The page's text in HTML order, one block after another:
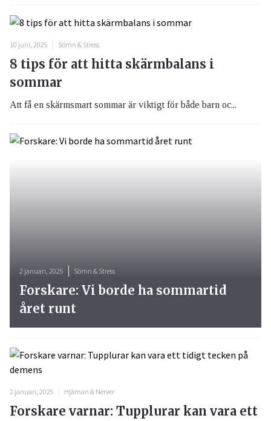
10 juni, 2025 Sömn & Stress
8 tips för att hitta skärmbalans i
sommar
Att få en skärmsmart sommar är viktigt för både barn oc...
2 januari, 2025 Sömn & Stress
Forskare: Vi borde ha sommartid
året runt
2 januari, 2025 Hjärnan & Nerver
Forskare varnar: Tupplurar kan vara ett